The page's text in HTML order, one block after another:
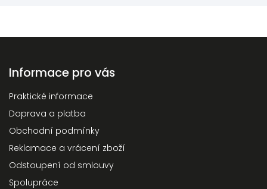
Informace pro vás
Praktické informace
Doprava a platba
Obchodní podmínky
Reklamace a vrácení zboží
Odstoupení od smlouvy
Spolupráce